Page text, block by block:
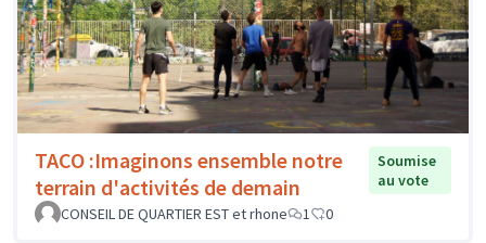
TACO :Imaginons ensemble notre
terrain d'activités de demain
Soumise
au vote
CONSEIL DE QUARTIER EST et rhone
1 0